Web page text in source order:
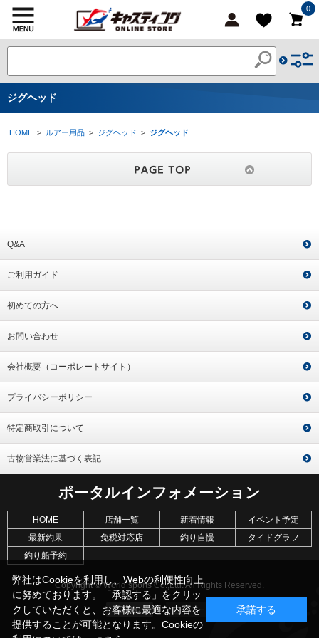
0
ジグヘッド
HOME > ルアー用品 > ジグヘッド > ジグヘッド
Q&A
ご利用ガイド
初めての方へ
お問い合わせ
会社概要（コーポレートサイト）
プライバシーポリシー
特定商取引について
古物営業法に基づく表記
ポータルインフォメーション
HOME 店舗一覧 新着情報
イベント予定
最新釣果
免税対応店 釣り自慢
タイドグラフ
釣り船予約
Copyright © World sports Co.,Ltd. All Rights Reserved.
弊社はCookieを利用し、Webの利便性向上
に努めております。「承認する」をクリッ
クしていただくと、お客様に最適な内容を
提供することが可能となります。Cookieの
承諾する